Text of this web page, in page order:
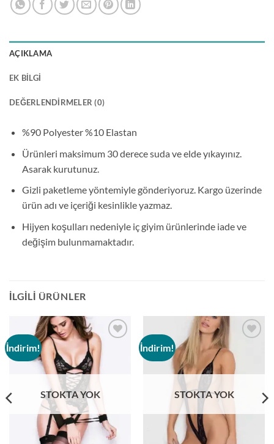
AÇIKLAMA
EK BILGI
DEĞERLENDIRMELER (0)
%90 Polyester %10 Elastan
Ürünleri maksimum 30 derece suda ve elde yıkayınız.
Asarak kurutunuz.
Gizli paketleme yöntemiyle gönderiyoruz. Kargo üzerinde
ürün adı ve içeriği kesinlikle yazmaz.
Hijyen koşulları nedeniyle iç giyim ürünlerinde iade ve
değişim bulunmamaktadır.
İLGILI ÜRÜNLER
İndirim!
wishlist
STOKTA YOK
İndirim!
STOKTA YOK